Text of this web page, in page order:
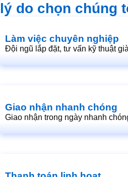
lý do chọn chúng
Làm việc chuyên nghiệp
Đội ngũ lắp đặt, tư vấn kỹ thuật
Giao nhận nhanh chóng
Giao nhận trong ngày nhanh